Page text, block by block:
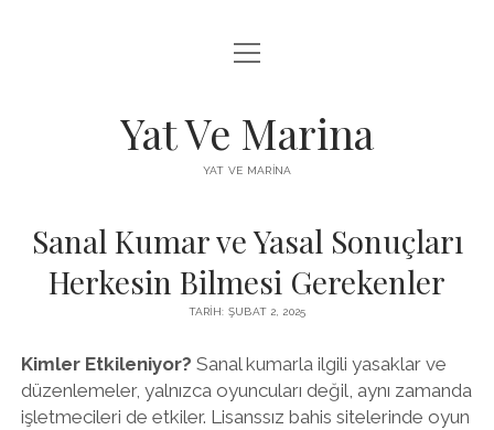
FACEBOOK BEĞENI YÜKSELTME HILESI
menüyü
aç
Yat Ve Marina
YAT VE MARINA
Sanal Kumar ve Yasal Sonuçları
Herkesin Bilmesi Gerekenler
TARIH: ŞUBAT 2, 2025
Kimler Etkileniyor? Sanal kumarla ilgili yasaklar ve
düzenlemeler, yalnızca oyuncuları değil, aynı zamanda
işletmecileri de etkiler. Lisanssız bahis sitelerinde oyun